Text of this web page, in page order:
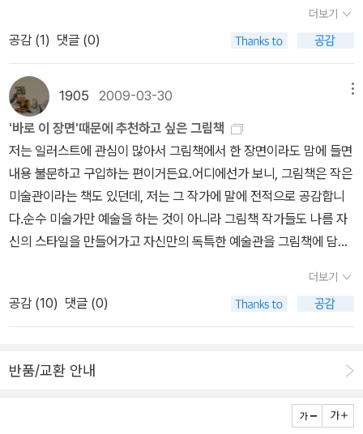
야기를 들려준다고 본다. 거미줄에 맺힌 이슬을 톡 건드린다. ㅅㄴㄹ
꾸중을 들었다. 이러고서 푸른배움터를 여섯 해 다녔고, 열린배움터
에 들어가고, 책마을에 들어가서 일하며 어릴 적 일을 까맣게 잊었다.
아이를 낳고서 큰고장을 떠나 시골에서 살아가며 우리 아이들이 묻는
새삼스러운 이런 말 “바람은 왜 불어?”나 “비는 왜 와?”를 빙그레 웃
으면서 듣는다. “그래, 바람은 왜 불고 비는 왜 올까? 넌 어떻게 생각
해?” 하고 되묻고는 이튿날 종이에 바람 얘기랑 비 얘기를 적어서 살
며시 건넨다. 《잠꾸러기 수잔의 스웨터》는 아이를 사랑하는 할머니
마음결이 묻어나는 그림책이다. 큰아이가 태어난 뒤에 장만해서 읽기
도 했지만, 큰아이가 열네 살로 접어든 올해에 새로 장만해서 다시 찬
찬히 읽는다. 아이는 심부름을 훌륭히 해낸다. 아이는 스스로 뭘 좋아
하는지 뚜렷이 밝힌다. 아이는 고단하면 하품을 하고서 잔다. 아이는
어버이나 할매 할배 품에서 포근히 꿈나라에 간다. 삶이란 이렇다. ㅅ
ㄴㄹ
더보기
공감 (1) 댓글 (0)
1905 2009-03-30
'바로 이 장면'때문에 추천하고 싶은 그림책
저는 일러스트에 관심이 많아서 그림책에서 한 장면이라도 맘에 들면
내용 불문하고 구입하는 편이거든요.어디에선가 보니, 그림책은 작은
미술관이라는 책도 있던데, 저는 그 작가에 말에 전적으로 공감합니
다.순수 미술가만 예술을 하는 것이 아니라 그림책 작가들도 나름 자
신의 스타일을 만들어가고 자신만의 독특한 예술관을 그림책에 담아
이 다 틀립니다. 그림책은 아이들이 보는 것이라는 인식에서 조그만
벗어날 수 있다면, 더 넓은 그림책의 세계를 접할 수 있고 그림을 이해
할 수 있는 방법이 수만 가지나 널려 있는데 말이예요. 이건 저만의 그
다라는 생각을 하곤 해요.처음 이 작품 나왔을 때,멋모르고 주문했다
던지....이쁘고 곱다고 해서 그림이 화려하거나 장식적이진 않아요. 오
더보기
공감 (10) 댓글 (0)
반품/교환 안내